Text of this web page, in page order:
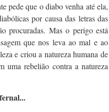
pede que o diabo venha até ela,
por causa das letras das
procuradas. Mas o perigo está
que nos leva ao mal e ao
e criou a natureza humana de
uma rebelião contra a natureza